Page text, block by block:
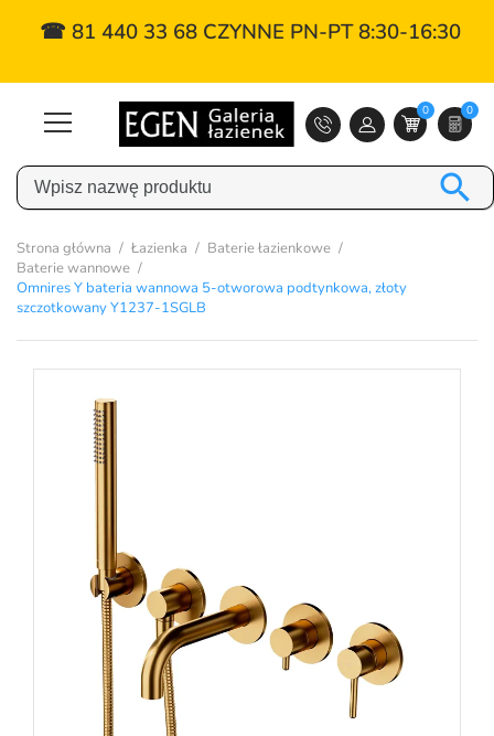
☎ 81 440 33 68 CZYNNE PN-PT 8:30-16:30
0 0

Strona główna Łazienka
Baterie łazienkowe
Baterie wannowe
Omnires Y bateria wannowa 5-otworowa podtynkowa, złoty
szczotkowany Y1237-1SGLB